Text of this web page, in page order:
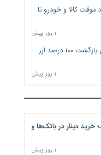
موقت کالا و خودرو تا
۱ روز پیش
فهرست کالاهای فولادی و فلزات مشمول بازگشت ۱۰۰ درصد ارز
۱ روز پیش
خرید دینار در بانک‌ها و
۱ روز پیش